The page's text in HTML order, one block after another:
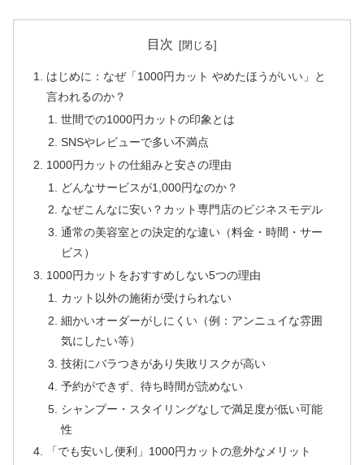
目次
はじめに：なぜ「1000円カット やめたほうがいい」と
言われるのか？
世間での1000円カットの印象とは
SNSやレビューで多い不満点
1000円カットの仕組みと安さの理由
どんなサービスが1,000円なのか？
なぜこんなに安い？カット専門店のビジネスモデル
通常の美容室との決定的な違い（料金・時間・サー
ビス）
1000円カットをおすすめしない5つの理由
カット以外の施術が受けられない
細かいオーダーがしにくい（例：アンニュイな雰囲
気にしたい等）
技術にバラつきがあり失敗リスクが高い
予約ができず、待ち時間が読めない
シャンプー・スタイリングなしで満足度が低い可能
性
「でも安いし便利」1000円カットの意外なメリット